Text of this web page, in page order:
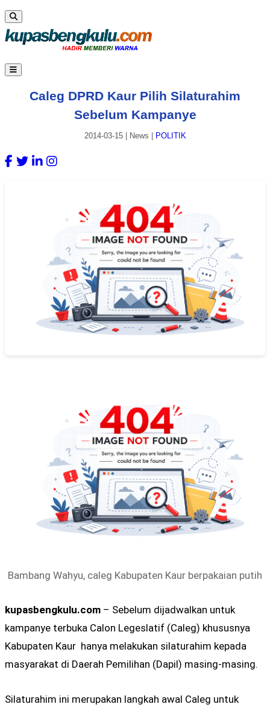
Caleg DPRD Kaur Pilih Silaturahim
Sebelum Kampanye
2014-03-15| News POLITIK
Bambang Wahyu, caleg Kabupaten Kaur berpakaian putih
kupasbengkulu.com – Sebelum dijadwalkan untuk
kampanye terbuka Calon Legeslatif (Caleg) khususnya
Kabupaten Kaur hanya melakukan silaturahim kepada
masyarakat di Daerah Pemilihan (Dapil) masing-masing.
Silaturahim ini merupakan langkah awal Caleg untuk